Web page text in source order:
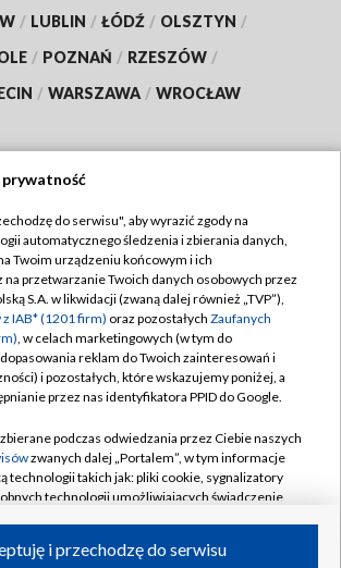
/ LUBLIN / ŁÓDŹ / OLSZTYN /
/ POZNAŃ / RZESZÓW /
/ WARSZAWA / WROCŁAW
TVP
TVP
Cyfrowa
Regulamin TVP
Polityka prywatności
Moje zgody
Pomoc
Kontakt
Kanały
prywatność
do serwisu", aby wyrazić zgody na
automatycznego śledzenia i zbierania danych,
Twoim urządzeniu końcowym i ich
przetwarzanie Twoich danych osobowych przez
S.A. w likwidacji (zwaną dalej również „TVP”),
IAB* (1201 firm) oraz pozostałych Zaufanych
, w celach marketingowych (w tym do
reklam do Twoich zainteresowań i
i pozostałych, które wskazujemy poniżej, a
przez nas identyfikatora PPID do Google.
podczas odwiedzania przez Ciebie naszych
zwanych dalej „Portalem”, w tym informacje
technologii takich jak: pliki cookie, sygnalizatory
technologii umożliwiających świadczenie
i przechodzę do serwisu